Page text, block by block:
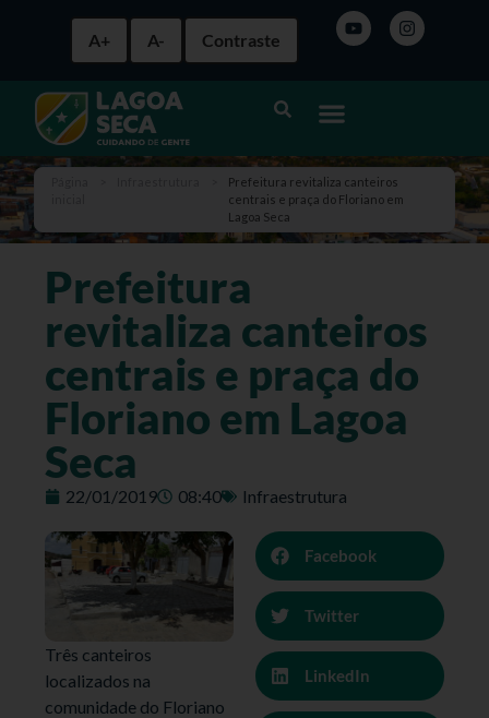
A+ A- Contraste
Prefeitura revitaliza canteiros
centrais e praça do Floriano em
Lagoa Seca
Prefeitura
revitaliza canteiros
centrais e praça do
Floriano em Lagoa
Seca
22/01/2019 08:40 Infraestrutura
Três canteiros
localizados na
comunidade do Floriano
Facebook
Twitter
LinkedIn